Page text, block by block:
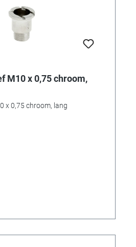
M10 x 0,75 chroom,
x 0,75 chroom, lang